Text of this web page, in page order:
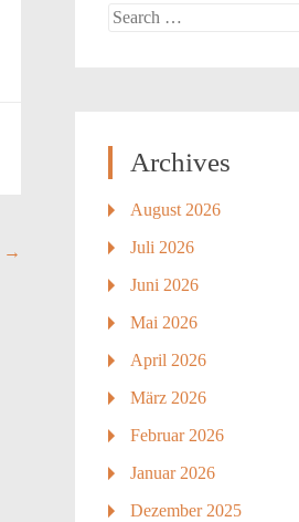
→
Search
Archives
August 2026
Juli 2026
Juni 2026
Mai 2026
April 2026
März 2026
Februar 2026
Januar 2026
Dezember 2025